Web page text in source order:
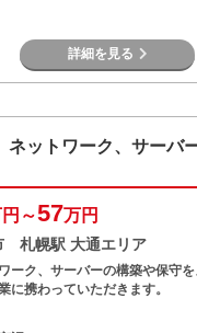
詳細を見る
ネットワーク、サーバ
～57万円
札幌駅 大通エリア
ーク、サーバーの構築や保守
に携わっていただきます。